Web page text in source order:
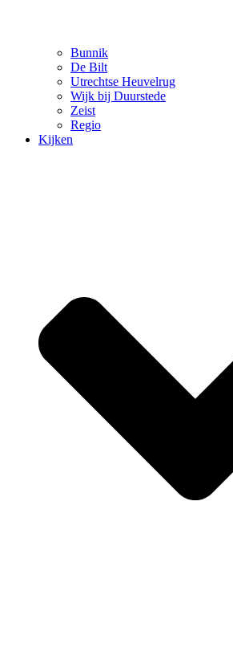
Bunnik
De Bilt
Utrechtse Heuvelrug
Wijk bij Duurstede
Zeist
Regio
Kijken